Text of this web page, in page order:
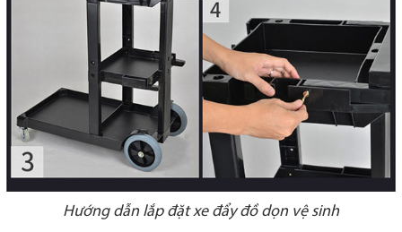
Hướng dẫn lắp đặt xe đẩy đồ dọn vệ sinh